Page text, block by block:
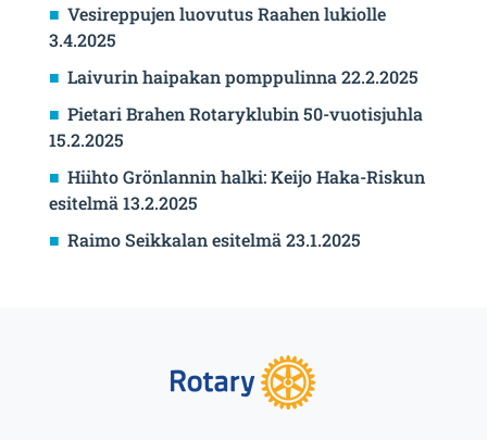
Vesireppujen luovutus Raahen lukiolle
3.4.2025
Laivurin haipakan pomppulinna 22.2.2025
Pietari Brahen Rotaryklubin 50-vuotisjuhla
15.2.2025
Hiihto Grönlannin halki: Keijo Haka-Riskun
esitelmä 13.2.2025
Raimo Seikkalan esitelmä 23.1.2025